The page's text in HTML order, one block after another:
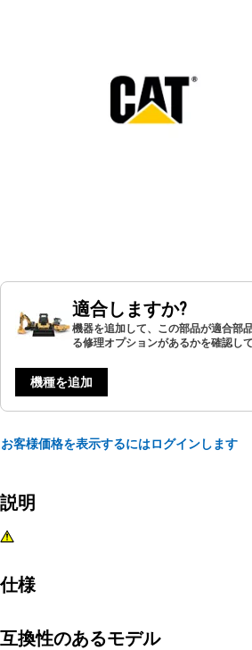
適合しますか?
機器を追加して、この部品が適合部
る修理オプションがあるかを確認し
機種を追加
お客様価格を表示するにはログインします
説明
仕様
互換性のあるモデル